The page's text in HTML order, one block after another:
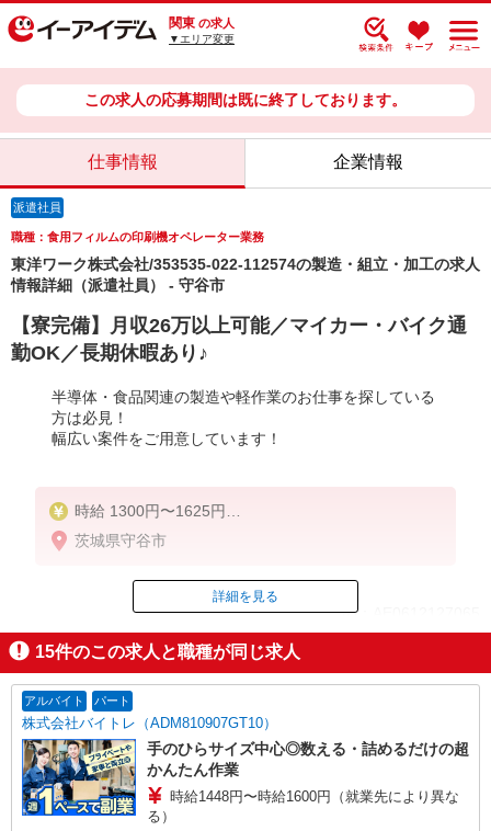
関東 の求人
▼エリア変更
この求人の応募期間は既に終了しております。
仕事情報 企業情報
派遣社員
職種：食用フィルムの印刷機オペレーター業務
東洋ワーク株式会社/353535-022-112574の製造・組立・加工の求人
情報詳細（派遣社員） - 守谷市
【寮完備】月収26万以上可能／マイカー・バイク通
勤OK／長期休暇あり♪
半導体・食品関連の製造や軽作業のお仕事を探している
方は必見！
幅広い案件をご用意しています！
時給 1300円〜1625円
月収例 263,250円＋交通費
時給 1,300円x7時間30分x20日＝195,000円
深夜 325円x60時間＝19,500円
茨城県守谷市
ID：AE0612127065
掲載期間終了
詳細を見る
15件のこの求人と職種が同じ求人
アルバイト パート
株式会社バイトレ（ADM810907GT10）
手のひらサイズ中心◎数える・詰めるだけの超
かんたん作業
時給1448円〜時給1600円（就業先により異な
る）